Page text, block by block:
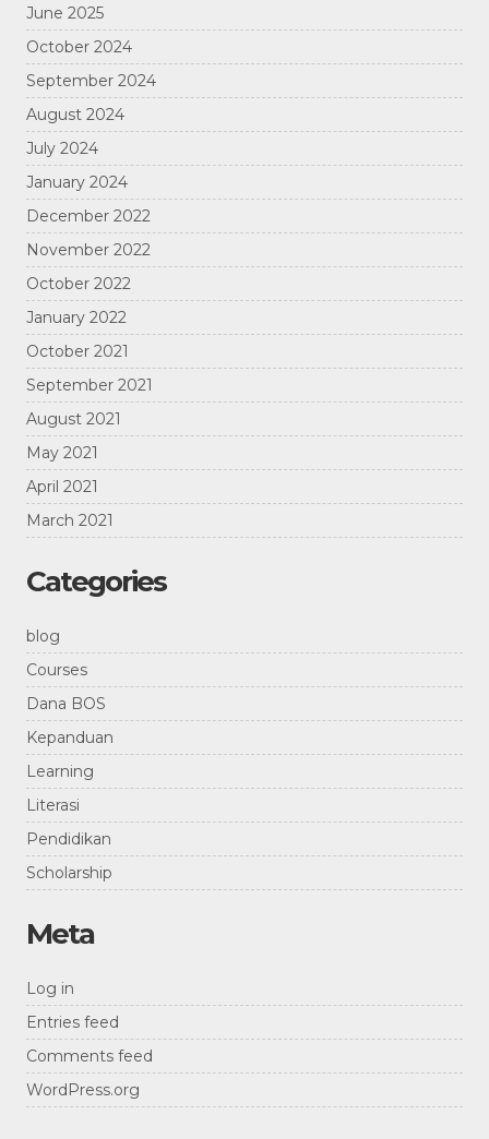
June 2025
October 2024
September 2024
August 2024
July 2024
January 2024
December 2022
November 2022
October 2022
January 2022
October 2021
September 2021
August 2021
May 2021
April 2021
March 2021
Categories
blog
Courses
Dana BOS
Kepanduan
Learning
Literasi
Pendidikan
Scholarship
Meta
Log in
Entries feed
Comments feed
WordPress.org